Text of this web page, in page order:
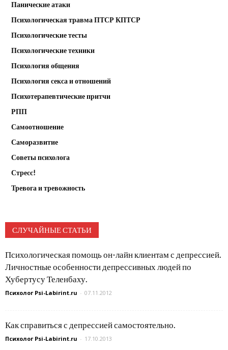
Панические атаки
Психологическая травма ПТСР КПТСР
Психологические тесты
Психологические техники
Психология общения
Психология секса и отношений
Психотерапевтические притчи
РПП
Самоотношение
Саморазвитие
Советы психолога
Стресс!
Тревога и тревожность
СЛУЧАЙНЫЕ СТАТЬИ
Психологическая помощь он-лайн клиентам с депрессией.
Личностные особенности депрессивных людей по
Хубертусу Теленбаху.
Психолог Psi-Labirint.ru - 07.11.2012
Как справиться с депрессией самостоятельно.
Психолог Psi-Labirint.ru - 17.10.2013